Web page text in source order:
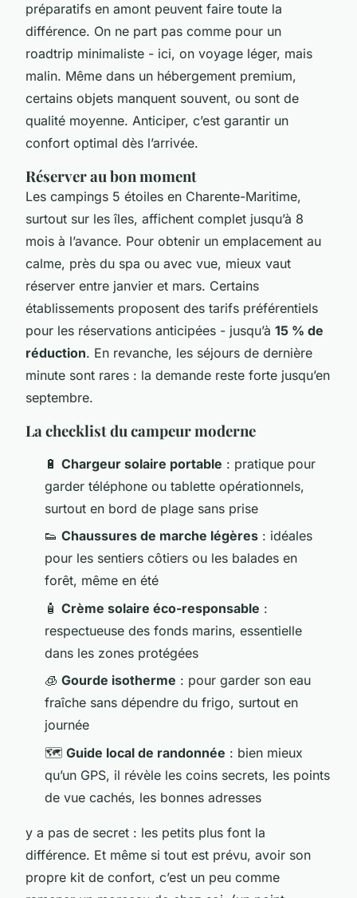
préparatifs en amont peuvent faire toute la
différence. On ne part pas comme pour un
roadtrip minimaliste - ici, on voyage léger, mais
malin. Même dans un hébergement premium,
certains objets manquent souvent, ou sont de
qualité moyenne. Anticiper, c’est garantir un
confort optimal dès l’arrivée.
Réserver au bon moment
Les campings 5 étoiles en Charente-Maritime,
surtout sur les îles, affichent complet jusqu’à 8
mois à l’avance. Pour obtenir un emplacement au
calme, près du spa ou avec vue, mieux vaut
réserver entre janvier et mars. Certains
établissements proposent des tarifs préférentiels
pour les réservations anticipées - jusqu’à 15 % de
réduction. En revanche, les séjours de dernière
minute sont rares : la demande reste forte jusqu’en
septembre.
La checklist du campeur moderne
🔋 Chargeur solaire portable : pratique pour
garder téléphone ou tablette opérationnels,
surtout en bord de plage sans prise
👟 Chaussures de marche légères : idéales
pour les sentiers côtiers ou les balades en
forêt, même en été
🧴 Crème solaire éco-responsable :
respectueuse des fonds marins, essentielle
dans les zones protégées
🧊 Gourde isotherme : pour garder son eau
fraîche sans dépendre du frigo, surtout en
journée
🗺️ Guide local de randonnée : bien mieux
qu’un GPS, il révèle les coins secrets, les points
de vue cachés, les bonnes adresses
y a pas de secret : les petits plus font la
différence. Et même si tout est prévu, avoir son
propre kit de confort, c’est un peu comme